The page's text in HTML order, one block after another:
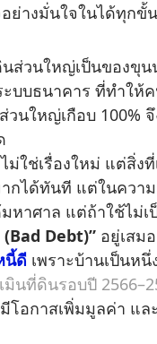
ย่างมั่นใจในได้ทุกขั้
ใหญ่เป็นของขุนน
บธนาคาร ที่ทำให้
ใหญ่เกือบ 100%
ช่เรื่องใหม่ แต่สิ่ง
ได้ทันที แต่ในความ
หาศาล แต่ถ้าใช้ไม่
(Bad Debt)” อยู่เสม
นี้ดี เพราะบ้านเป็นห
นที่ดินรอบปี
อกาสเพิ่มมูลค่า แ